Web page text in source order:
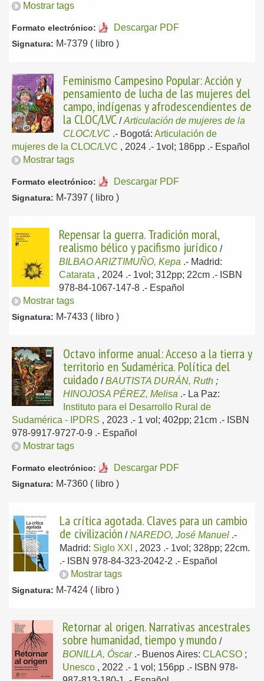
Mostrar tags
Formato electrónico: Descargar PDF
Signatura: M-7379 ( libro )
Feminismo Campesino Popular: Acción y
pensamiento de lucha de las mujeres del
campo, indígenas y afrodescendientes de
la CLOC/LVC /Articulación de mujeres de la
CLOC/LVC .- Bogotá: Articulación de
mujeres de la CLOC/LVC , 2024 .- 1vol; 186pp .- Español
Mostrar tags
Formato electrónico: Descargar PDF
Signatura: M-7397 ( libro )
Repensar la guerra. Tradición moral,
realismo bélico y pacifismo jurídico /
BILBAO ARIZTIMUÑO, Kepa .- Madrid:
Catarata , 2024 .- 1vol; 312pp; 22cm .- ISBN
978-84-1067-147-8 .- Español
Mostrar tags
Signatura: M-7433 ( libro )
Octavo informe anual: Acceso a la tierra y
territorio en Sudamérica. Política del
cuidado /BAUTISTA DURÁN, Ruth ;
HINOJOSA PÉREZ, Melisa .- La Paz:
Instituto para el Desarrollo Rural de
Sudamérica - IPDRS , 2023 .- 1 vol; 402pp; 21cm .- ISBN
978-9917-9727-0-9 .- Español
Mostrar tags
Formato electrónico: Descargar PDF
Signatura: M-7360 ( libro )
La crítica agotada. Claves para un cambio
de civilización /NAREDO, José Manuel .-
Madrid: Siglo XXI , 2023 .- 1vol; 328pp; 22cm.
.- ISBN 978-84-323-2042-2 .- Español
Mostrar tags
Signatura: M-7424 ( libro )
Retornar al origen. Narrativas ancestrales
sobre humanidad, tiempo y mundo /
BONILLA, Óscar .- Buenos Aires: CLACSO ;
Unesco , 2022 .- 1 vol; 156pp .- ISBN 978-